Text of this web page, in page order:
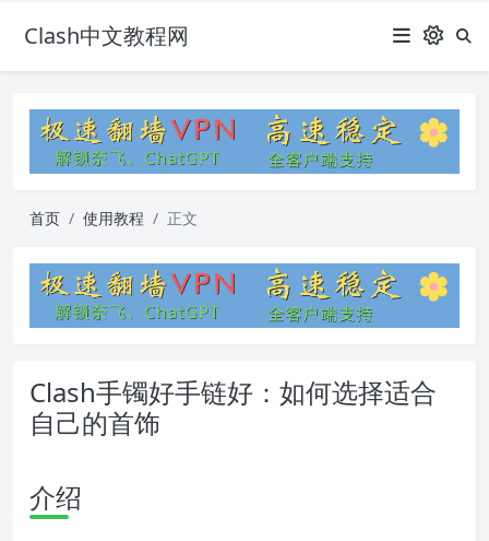
Clash中文教程网
首页 使用教程 正文
Clash手镯好手链好：如何选择适合
自己的首饰
介绍